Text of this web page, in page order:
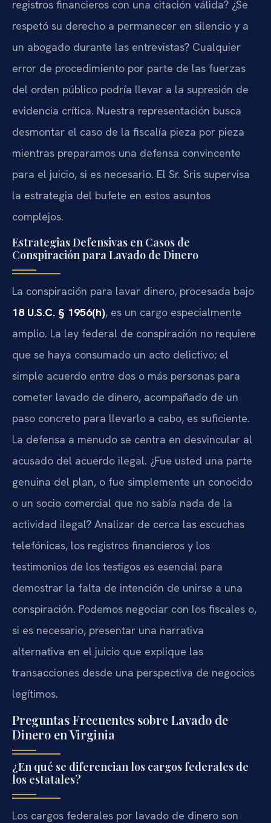
registros financieros con una citación válida? ¿Se
respetó su derecho a permanecer en silencio y a
un abogado durante las entrevistas? Cualquier
error de procedimiento por parte de las fuerzas
del orden público podría llevar a la supresión de
evidencia crítica. Nuestra representación busca
desmontar el caso de la fiscalía pieza por pieza
mientras preparamos una defensa convincente
para el juicio, si es necesario. El Sr. Sris supervisa
la estrategia del bufete en estos asuntos
complejos.
Estrategias Defensivas en Casos de
Conspiración para Lavado de Dinero
La conspiración para lavar dinero, procesada bajo
18 U.S.C. § 1956(h), es un cargo especialmente
amplio. La ley federal de conspiración no requiere
que se haya consumado un acto delictivo; el
simple acuerdo entre dos o más personas para
cometer lavado de dinero, acompañado de un
paso concreto para llevarlo a cabo, es suficiente.
La defensa a menudo se centra en desvincular al
acusado del acuerdo ilegal. ¿Fue usted una parte
genuina del plan, o fue simplemente un conocido
o un socio comercial que no sabía nada de la
actividad ilegal? Analizar de cerca las escuchas
telefónicas, los registros financieros y los
testimonios de los testigos es esencial para
demostrar la falta de intención de unirse a una
conspiración. Podemos negociar con los fiscales o,
si es necesario, presentar una narrativa
alternativa en el juicio que explique las
transacciones desde una perspectiva de negocios
legítimos.
Preguntas Frecuentes sobre Lavado de
Dinero en Virginia
¿En qué se diferencian los cargos federales de
los estatales?
Los cargos federales por lavado de dinero son